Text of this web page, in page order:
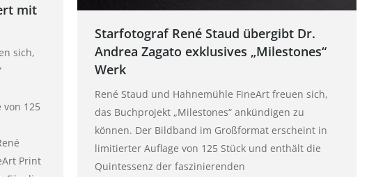
mit
sich,
125
Print
Starfotograf René Staud übergibt Dr.
Andrea Zagato exklusives „Milestones“
Werk
René Staud und Hahnemühle FineArt freuen sich,
das Buchprojekt „Milestones“ ankündigen zu
können. Der Bildband im Großformat erscheint in
limitierter Auflage von 125 Stück und enthält die
Quintessenz der faszinierenden